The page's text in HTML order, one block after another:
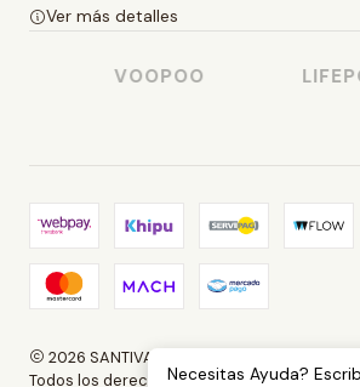
Ver más detalles
VOOPOO
2026 SANTIVAPE.
Todos los derechos reservados.
Necesitas Ayuda?